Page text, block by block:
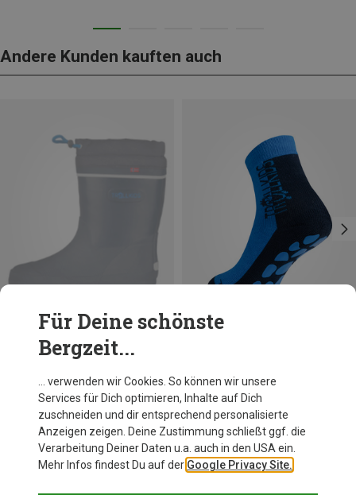
Andere Kunden kauften auch
Du sparst 34%
Für Deine schönste
Bergzeit...
… verwenden wir Cookies. So können wir unsere
Services für Dich optimieren, Inhalte auf Dich
zuschneiden und dir entsprechend personalisierte
Anzeigen zeigen. Deine Zustimmung schließt ggf. die
Verarbeitung Deiner Daten u.a. auch in den USA ein.
Mehr Infos findest Du auf der Google Privacy Site.